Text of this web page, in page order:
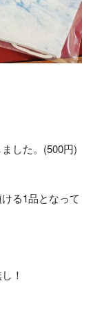
した。(500円)
る1品となって
！